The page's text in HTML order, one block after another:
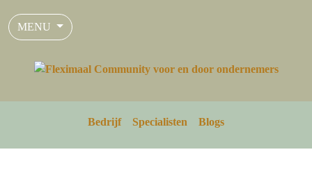
MENU
Bedrijf Specialisten Blogs